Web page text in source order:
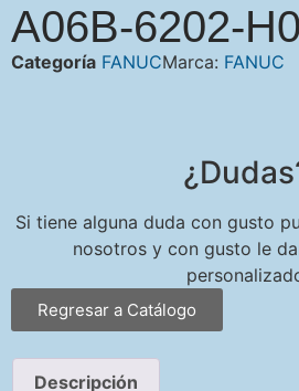
A06B-6202-
Categoría FANUCMarca: FANUC
Si tiene alguna duda con gusto
nosotros y con gusto le
Regresar a Catálogo
Descripción